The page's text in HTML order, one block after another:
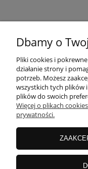
Dbamy o
Pliki cookies i
działanie strony i
potrzeb. Możesz
wszystkich tych plików
plików do swoich
Więcej o plikach
prywatności.